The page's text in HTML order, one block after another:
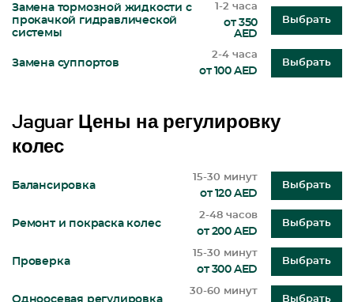
Замена тормозной жидкости с
прокачкой гидравлической
системы
1-2 часа
от 350
AED
Выбрать
Замена суппортов
2-4 часа
от 100 AED
Выбрать
Jaguar Цены на регулировку
колес
Балансировка
15-30 минут
от 120 AED
Выбрать
Ремонт и покраска колес
2-48 часов
от 200 AED
Выбрать
Проверка
15-30 минут
от 300 AED
Выбрать
30-60 минут
Выбрать